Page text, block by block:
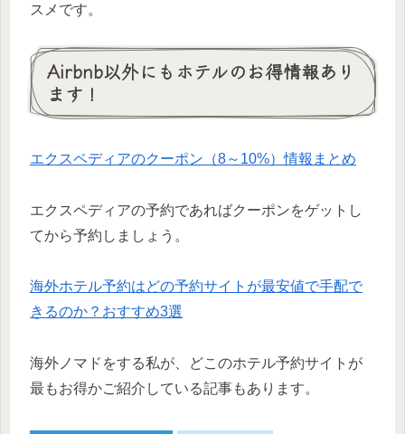
スメです。
Airbnb以外にもホテルのお得情報あり
ます！
エクスペディアのクーポン（8～10%）情報まとめ
エクスペディアの予約であればクーポンをゲットし
てから予約しましょう。
海外ホテル予約はどの予約サイトが最安値で手配で
きるのか？おすすめ3選
海外ノマドをする私が、どこのホテル予約サイトが
最もお得かご紹介している記事もあります。